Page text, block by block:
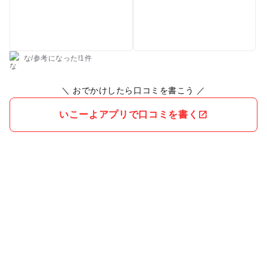
な/参考になった!1件
＼ おでかけしたら口コミを書こう ／
いこーよアプリで口コミを書く